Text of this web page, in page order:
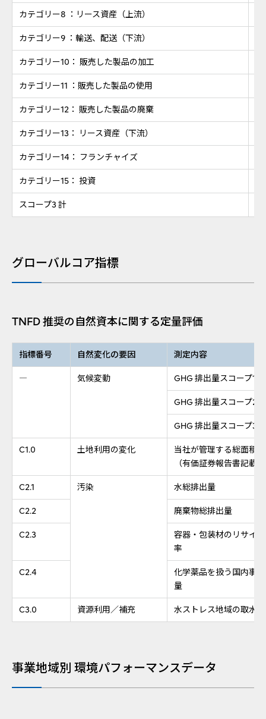
カテゴリー8 ：リース資産（上流）
カテゴリー9 ：輸送、配送（下流）
カテゴリー10： 販売した製品の加工
カテゴリー11 ：販売した製品の使用
カテゴリー12： 販売した製品の廃棄
カテゴリー13： リース資産（下流）
カテゴリー14： フランチャイズ
カテゴリー15： 投資
スコープ3 計
グローバルコア指標
TNFD 推奨の自然資本に関する定量評価
指標番号 自然変化の要因 測定内容
― 気候変動 GHG 排出量スコープ1
GHG 排出量スコープ2
GHG 排出量スコープ3
C1.0 土地利用の変化
当社が管理する総面積
（有価証券報告書記載
C2.1 汚染 水総排出量
C2.2 廃棄物総排出量
C2.3
容器・包装材のリサイ
率
C2.4
化学薬品を扱う国内事
量
C3.0 資源利用／補充 水ストレス地域の取水量
事業地域別 環境パフォーマンスデータ